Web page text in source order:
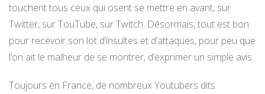
touchent tous ceux qui osent se mettre en avant, sur
Twitter, sur TouTube, sur Twitch. Désormais, tout est bon
pour recevoir son lot d’insultes et d’attaques, pour peu que
l’on ait le malheur de se montrer, d’exprimer un simple avis.
Toujours en France, de nombreux Youtubers dits